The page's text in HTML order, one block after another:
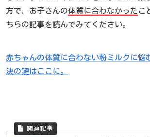
方で、お子さんの体質に合わなかった こ
ちらの記事を読んでみてください。
赤ちゃんの体質に合わない粉ミルクに悩
決の鍵はここに。